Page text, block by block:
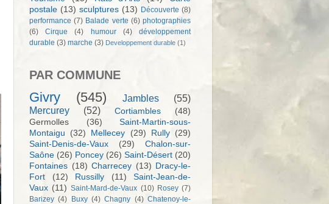
postale (13) sculptures (13) Découverte (8)
performance (7) Balade verte (6) photographies
(6)
Cirque (4) humour (4)
développement
durable (3) marche (3) Developpement durable (1)
PAR COMMUNE
Givry (545) Jambles
(55)
Mercurey
(52) Cortiambles
(48)
Germolles
(36)
Saint-Martin-sous-
Montaigu
(32) Mellecey (29) Rully
(29)
Saint-Denis-de-Vaux
(29)
Chalon-sur-
Saône (26) Poncey (26) Saint-Désert (20)
Fontaines (18) Charrecey (13) Dracy-le-
Fort
(12) Russilly (11)
Saint-Jean-de-
Vaux (11) Saint-Mard-de-Vaux (10) Rosey (7)
Barizey (4) Buxy (4) Chagny (4) Chatenoy-le-